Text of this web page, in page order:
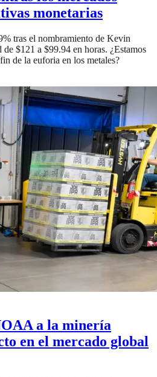
monetarias
tras el nombramiento de Kevin
$121 a $99.94 en horas. ¿Estamos
de la euforia en los metales?
a la minería
en el mercado global